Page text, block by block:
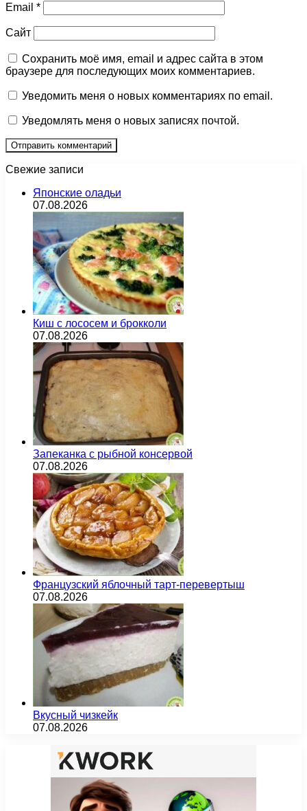
Email *
Сайт
Сохранить моё имя, email и адрес сайта в этом
браузере для последующих моих комментариев.
Уведомить меня о новых комментариях по email.
Уведомлять меня о новых записях почтой.
Свежие записи
Японские оладьи
07.08.2026
Киш с лососем и брокколи
07.08.2026
Запеканка с рыбной консервой
07.08.2026
Французский яблочный тарт-перевертыш
07.08.2026
Вкусный чизкейк
07.08.2026